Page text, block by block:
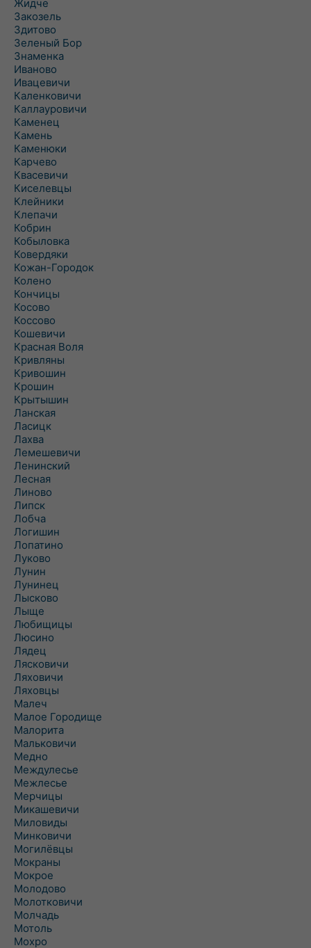
Жидче
Закозель
Здитово
Зеленый Бор
Знаменка
Иваново
Ивацевичи
Каленковичи
Каллауровичи
Каменец
Камень
Каменюки
Карчево
Квасевичи
Киселевцы
Клейники
Клепачи
Кобрин
Кобыловка
Ковердяки
Кожан-Городок
Колено
Кончицы
Косово
Коссово
Кошевичи
Красная Воля
Кривляны
Кривошин
Крошин
Крытышин
Ланская
Ласицк
Лахва
Лемешевичи
Ленинский
Лесная
Линово
Липск
Лобча
Логишин
Лопатино
Луково
Лунин
Лунинец
Лысково
Лыще
Любищицы
Люсино
Лядец
Лясковичи
Ляховичи
Ляховцы
Малеч
Малое Городище
Малорита
Мальковичи
Медно
Междулесье
Межлесье
Мерчицы
Микашевичи
Миловиды
Минковичи
Могилёвцы
Мокраны
Мокрое
Молодово
Молотковичи
Молчадь
Мотоль
Мохро